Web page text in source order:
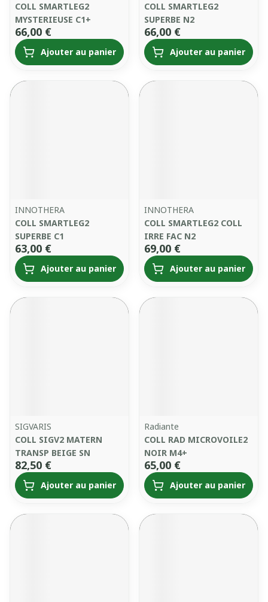
COLL SMARTLEG2
MYSTERIEUSE C1+
66,00 €
Ajouter au panier
COLL SMARTLEG2
SUPERBE N2
66,00 €
Ajouter au panier
INNOTHERA
COLL SMARTLEG2
SUPERBE C1
63,00 €
Ajouter au panier
INNOTHERA
COLL SMARTLEG2 COLL
IRRE FAC N2
69,00 €
Ajouter au panier
SIGVARIS
COLL SIGV2 MATERN
TRANSP BEIGE SN
82,50 €
Ajouter au panier
Radiante
COLL RAD MICROVOILE2
NOIR M4+
65,00 €
Ajouter au panier